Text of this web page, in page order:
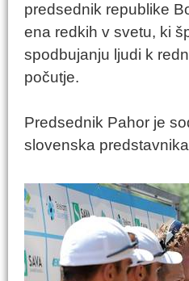
predsednik republike
ena redkih v svetu, ki
spodbujanju ljudi k
počutje.
Predsednik Pahor je
slovenska